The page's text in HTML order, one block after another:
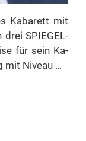
Ka­ba­rett mit
SPIE­­GEL-
für sein Ka­
mit Niveau …